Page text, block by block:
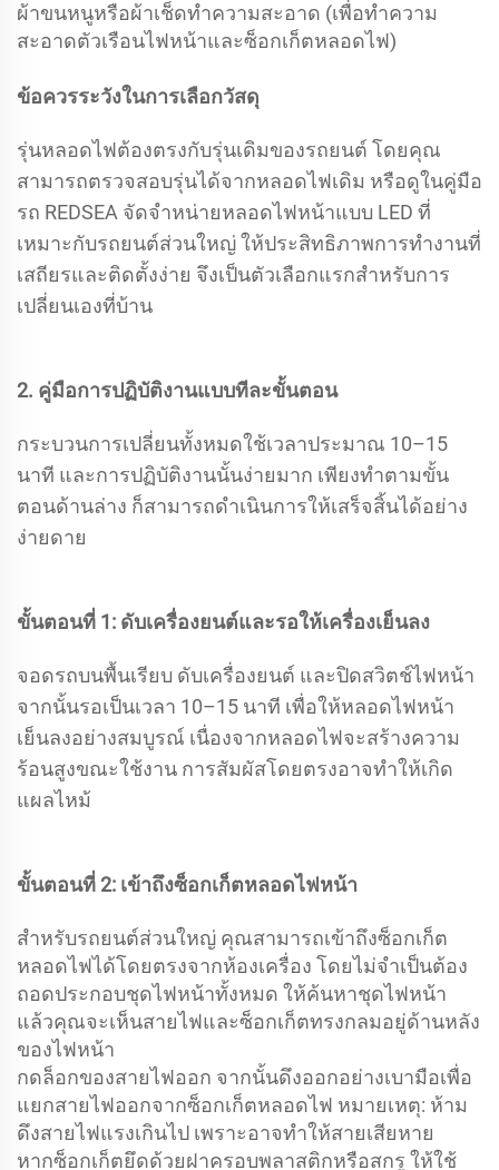
ผ้าขนหนูหรือผ้าเช็ดทำความสะอาด (เพื่อทำความ
สะอาดตัวเรือนไฟหน้าและซ็อกเก็ตหลอดไฟ)
ข้อควรระวังในการเลือกวัสดุ
รุ่นหลอดไฟต้องตรงกับรุ่นเดิมของรถยนต์ โดยคุณ
สามารถตรวจสอบรุ่นได้จากหลอดไฟเดิม หรือดูในคู่มือ
รถ REDSEA จัดจำหน่ายหลอดไฟหน้าแบบ LED ที่
เหมาะกับรถยนต์ส่วนใหญ่ ให้ประสิทธิภาพการทำงานที่
เสถียรและติดตั้งง่าย จึงเป็นตัวเลือกแรกสำหรับการ
เปลี่ยนเองที่บ้าน
2. คู่มือการปฏิบัติงานแบบทีละขั้นตอน
กระบวนการเปลี่ยนทั้งหมดใช้เวลาประมาณ 10–15
นาที และการปฏิบัติงานนั้นง่ายมาก เพียงทำตามขั้น
ตอนด้านล่าง ก็สามารถดำเนินการให้เสร็จสิ้นได้อย่าง
ง่ายดาย
ขั้นตอนที่ 1: ดับเครื่องยนต์และรอให้เครื่องเย็นลง
จอดรถบนพื้นเรียบ ดับเครื่องยนต์ และปิดสวิตช์ไฟหน้า
จากนั้นรอเป็นเวลา 10–15 นาที เพื่อให้หลอดไฟหน้า
เย็นลงอย่างสมบูรณ์ เนื่องจากหลอดไฟจะสร้างความ
ร้อนสูงขณะใช้งาน การสัมผัสโดยตรงอาจทำให้เกิด
แผลไหม้
ขั้นตอนที่ 2: เข้าถึงซ็อกเก็ตหลอดไฟหน้า
สำหรับรถยนต์ส่วนใหญ่ คุณสามารถเข้าถึงซ็อกเก็ต
หลอดไฟได้โดยตรงจากห้องเครื่อง โดยไม่จำเป็นต้อง
ถอดประกอบชุดไฟหน้าทั้งหมด ให้ค้นหาชุดไฟหน้า
แล้วคุณจะเห็นสายไฟและซ็อกเก็ตทรงกลมอยู่ด้านหลัง
ของไฟหน้า
กดล็อกของสายไฟออก จากนั้นดึงออกอย่างเบามือเพื่อ
แยกสายไฟออกจากซ็อกเก็ตหลอดไฟ หมายเหตุ: ห้าม
ดึงสายไฟแรงเกินไป เพราะอาจทำให้สายเสียหาย
หากซ็อกเก็ตยึดด้วยฝาครอบพลาสติกหรือสกรู ให้ใช้